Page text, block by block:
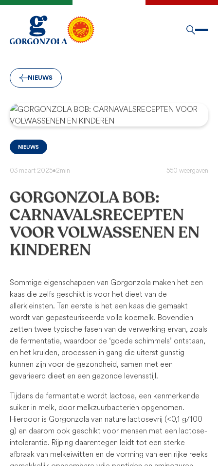
NIEUWS
NIEUWS
03 maart 2025•2min 550 weergaven
GORGONZOLA BOB:
CARNAVALSRECEPTEN
VOOR VOLWASSENEN EN
KINDEREN
Sommige eigenschappen van Gorgonzola maken het een
kaas die zelfs geschikt is voor het dieet van de
allerkleinsten. Ten eerste is het een kaas die gemaakt
wordt van gepasteuriseerde volle koemelk. Bovendien
zetten twee typische fasen van de verwerking ervan, zoals
de fermentatie, waardoor de ‘goede schimmels’ ontstaan,
en het kruiden, processen in gang die uiterst gunstig
kunnen zijn voor de gezondheid, samen met een
gevarieerd dieet en een gezonde levensstijl.
Tijdens de fermentatie wordt lactose, een kenmerkende
suiker in melk, door melkzuurbacteriën opgenomen.
Hierdoor is Gorgonzola van nature lactosevrij (<0,1 g/100
g) en daarom ook geschikt voor mensen met een lactose-
intolerantie. Rijping daarentegen leidt tot een sterke
afbraak van melkeiwitten en de vorming van een rijke reeks